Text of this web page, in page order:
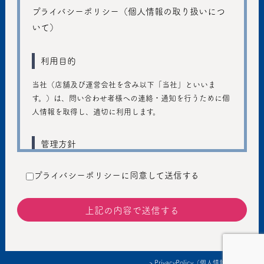
プライバシーポリシー（個人情報の取り扱いにつ
いて）
利用目的
当社（店舗及び運営会社を含み以下「当社」といいま
す。）は、問い合わせ者様への連絡・通知を行うために個
人情報を取得し、適切に利用します。
管理方針
保護に十分注意し、個人情報の保護に関する法律および管
義務を持って適切に取り扱うものとし、不正アクセス、不
正利用などの防止に努めます。
プライバシーポリシーに同意して送信する
> PrivacyPolicy（個人情報保護方針）